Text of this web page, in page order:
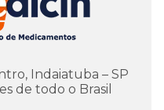
Indaiatuba – SP
de todo o Brasil